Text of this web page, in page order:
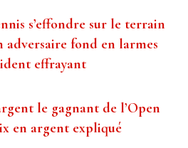
s’effondre sur le terrain
adversaire fond en larmes
effrayant
le gagnant de l’Open
​​en argent expliqué